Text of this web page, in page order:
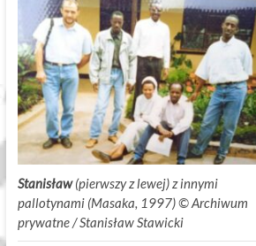
Stanisław(pierwszy z lewej) z innymi
pallotynami (Masaka, 1997) ©.Archiwum
prywatne / Stanisław Stawicki